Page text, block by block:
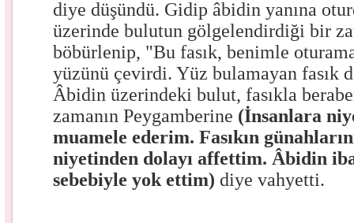
diye düşündü. Gidip âbidin yanına
üzerinde bulutun gölgelendirdiği bir
böbürlenip, "Bu fasık, benimle
yüzünü çevirdi. Yüz bulamayan fasık
Âbidin üzerindeki bulut, fasıkla
zamanın Peygamberine (İnsanlara
muamele ederim. Fasıkın
niyetinden dolayı affettim. Âbidin
sebebiyle yok ettim) diye vahyetti.